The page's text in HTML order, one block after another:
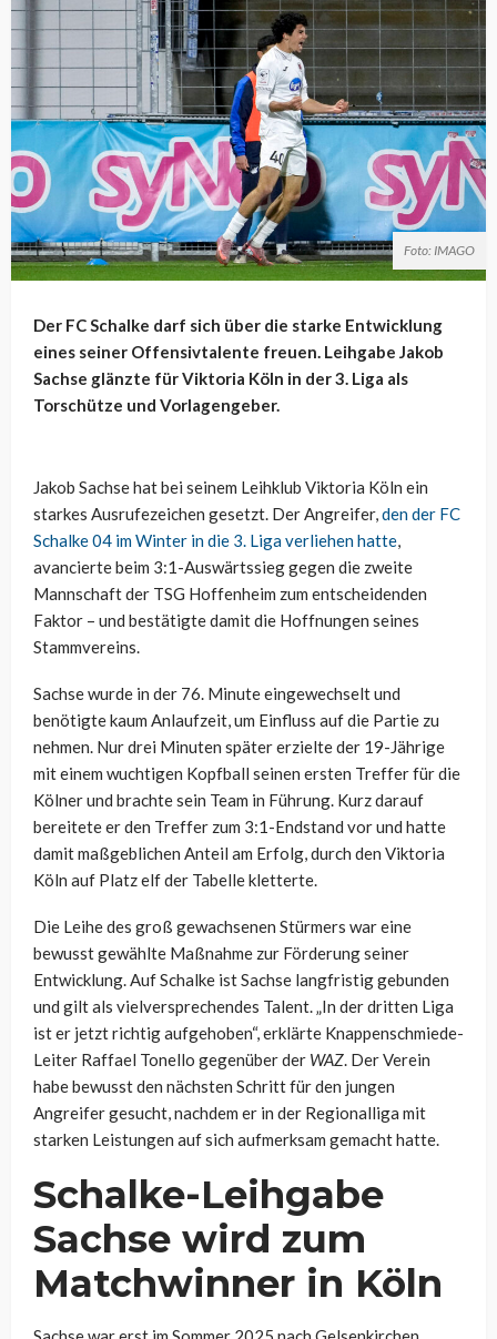
Foto: IMAGO
Der FC Schalke darf sich über die starke Entwicklung
eines seiner Offensivtalente freuen. Leihgabe Jakob
Sachse glänzte für Viktoria Köln in der 3. Liga als
Torschütze und Vorlagengeber.
Jakob Sachse hat bei seinem Leihklub Viktoria Köln ein
starkes Ausrufezeichen gesetzt. Der Angreifer,den der FC
Schalke 04 im Winter in die 3. Liga verliehen hatte,
avancierte beim 3:1-Auswärtssieg gegen die zweite
Mannschaft der TSG Hoffenheim zum entscheidenden
Faktor – und bestätigte damit die Hoffnungen seines
Stammvereins.
Sachse wurde in der 76. Minute eingewechselt und
benötigte kaum Anlaufzeit, um Einfluss auf die Partie zu
nehmen. Nur drei Minuten später erzielte der 19-Jährige
mit einem wuchtigen Kopfball seinen ersten Treffer für die
Kölner und brachte sein Team in Führung. Kurz darauf
bereitete er den Treffer zum 3:1-Endstand vor und hatte
damit maßgeblichen Anteil am Erfolg, durch den Viktoria
Köln auf Platz elf der Tabelle kletterte.
Die Leihe des groß gewachsenen Stürmers war eine
bewusst gewählte Maßnahme zur Förderung seiner
Entwicklung. Auf Schalke ist Sachse langfristig gebunden
und gilt als vielversprechendes Talent. „In der dritten Liga
ist er jetzt richtig aufgehoben“, erklärte Knappenschmiede-
Leiter Raffael Tonello gegenüber der WAZ. Der Verein
habe bewusst den nächsten Schritt für den jungen
Angreifer gesucht, nachdem er in der Regionalliga mit
starken Leistungen auf sich aufmerksam gemacht hatte.
Schalke-Leihgabe
Sachse wird zum
Matchwinner in Köln